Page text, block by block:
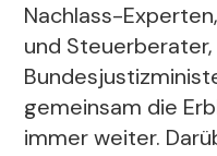
Nachlass-
und
gemeinsam die
immer weiter.